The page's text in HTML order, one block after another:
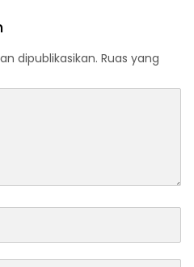
dipublikasikan. Ruas yang